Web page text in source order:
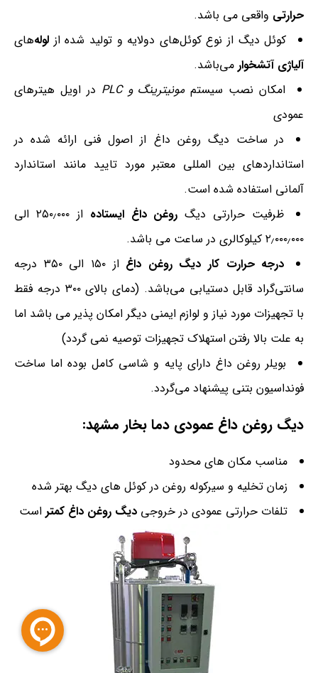
حرارتی واقعی می باشد.
کوئل دیگ از نوع کوئل‌های دولایه و تولید شده از لوله‌های
آلیاژی آتشخوار می‌باشد.
امکان نصب سیستممونیترینگ وPLC در اویل هیتر‌های
عمودی
در ساخت دیگ روغن داغ از اصول فنی ارائه شده در
استانداردهای بین المللی معتبر مورد تایید مانند استاندارد
آلمانی استفاده شده است.
ظرفیت حرارتی دیگ روغن داغ ایستاده
از ۲۵۰٫۰۰۰ الی
۲٫۰۰۰٫۰۰۰ کیلوکالری در ساعت می باشد.
درجه حرارت کار دیگ روغن داغ
از ۱۵۰ الی ۳۵۰ درجه
سانتی‌گراد قابل دستیابی می‌باشد. (دمای بالای ۳۰۰ درجه فقط
با تجهیزات مورد نیاز و لوازم ایمنی دیگر امکان پذیر می باشد اما
به علت بالا رفتن استهلاک تجهیزات توصیه نمی گردد)
بویلر روغن داغ دارای پایه و شاسی کامل بوده اما ساخت
فونداسیون بتنی پیشنهاد می‌گردد.
دیگ روغن داغ عمودی دما بخار مشهد:
مناسب مکان های محدود
زمان تخلیه و سیرکوله روغن در کوئل های دیگ بهتر شده
تلفات حرارتی عمودی در خروجی دیگ روغن داغ کمتر است